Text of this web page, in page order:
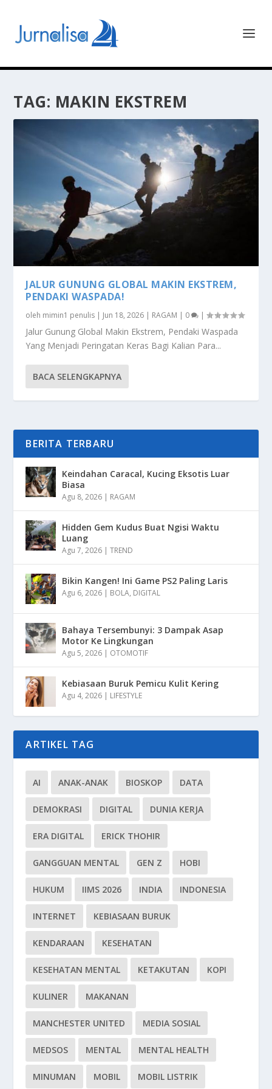
TAG: MAKIN EKSTREM
JALUR GUNUNG GLOBAL MAKIN EKSTREM,
PENDAKI WASPADA!
oleh mimin1 penulis | Jun 18, 2026 | RAGAM | 0 |
Jalur Gunung Global Makin Ekstrem, Pendaki Waspada
Yang Menjadi Peringatan Keras Bagi Kalian Para...
BACA SELENGKAPNYA
BERITA TERBARU
Keindahan Caracal, Kucing Eksotis Luar
Biasa
Agu 8, 2026 | RAGAM
Hidden Gem Kudus Buat Ngisi Waktu
Luang
Agu 7, 2026 |TREND
Bikin Kangen! Ini Game PS2 Paling Laris
Agu 6, 2026 | BOLA, DIGITAL
Bahaya Tersembunyi: 3 Dampak Asap
Motor Ke Lingkungan
Agu 5, 2026 | OTOMOTIF
Kebiasaan Buruk Pemicu Kulit Kering
Agu 4, 2026 | LIFESTYLE
ARTIKEL TAG
AI ANAK-ANAK BIOSKOP DATA
DEMOKRASI DIGITAL DUNIA KERJA
ERA DIGITAL ERICK THOHIR
GANGGUAN MENTAL GEN Z HOBI
HUKUM IIMS 2026 INDIA INDONESIA
INTERNET KEBIASAAN BURUK
KENDARAAN KESEHATAN
KESEHATAN MENTAL KETAKUTAN KOPI
KULINER MAKANAN
MANCHESTER UNITED MEDIA SOSIAL
MEDSOS MENTAL MENTAL HEALTH
MINUMAN MOBIL MOBIL LISTRIK